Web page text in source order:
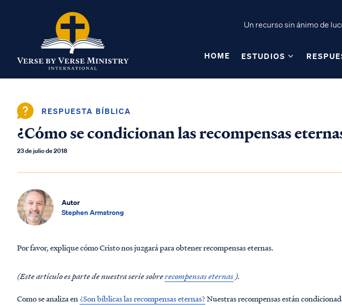
Un recurso sin ánimo de
HOME ESTUDIOS
RESPUESTA BÍBLICA
¿Cómo se condicionan las recompensas
23 de julio de 2018
Autor
Stephen Armstrong
Por favor, explique cómo Cristo nos juzgará para obtener recompensas eternas.
(Este artículo es parte de nuestra serie sobrerecompensas eternas ).
Como se analiza en¿Son bíblicas las recompensas eternas?Nuestras recompensas están